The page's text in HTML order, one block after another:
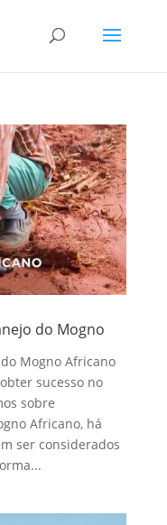
do Mogno
Mogno Africano
sucesso no
sobre
Africano, há
ser considerados